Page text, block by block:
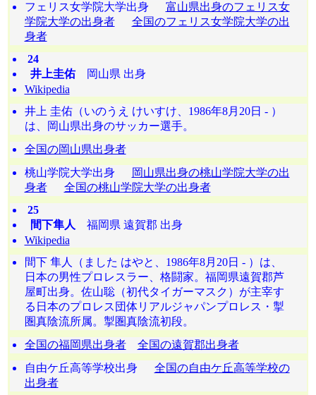
フェリス女学院大学出身 富山県出身のフェリス女
学院大学の出身者
全国のフェリス女学院大学の出
身者
24
井上圭佑岡山県 出身
Wikipedia
井上 圭佑（いのうえ けいすけ、1986年8月20日 - ）
は、岡山県出身のサッカー選手。
全国の岡山県出身者
桃山学院大学出身
岡山県出身の桃山学院大学の出
身者
全国の桃山学院大学の出身者
25
間下隼人 福岡県 遠賀郡 出身
Wikipedia
間下 隼人（ました はやと、1986年8月20日 - ）は、
日本の男性プロレスラー、格闘家。福岡県遠賀郡芦
屋町出身。佐山聡（初代タイガーマスク）が主宰す
る日本のプロレス団体リアルジャパンプロレス・掣
圏真陰流所属。掣圏真陰流初段。
全国の福岡県出身者
全国の遠賀郡出身者
自由ケ丘高等学校出身 全国の自由ケ丘高等学校の
出身者